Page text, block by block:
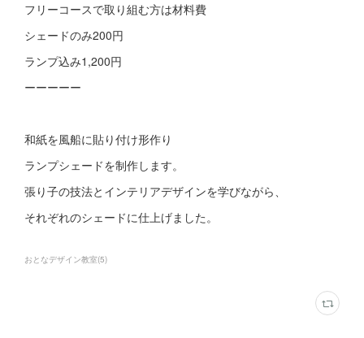
フリーコースで取り組む方は材料費
シェードのみ200円
ランプ込み1,200円
ーーーーー
和紙を風船に貼り付け形作り
ランプシェードを制作します。
張り子の技法とインテリアデザインを学びながら、
それぞれのシェードに仕上げました。
おとなデザイン教室(5)